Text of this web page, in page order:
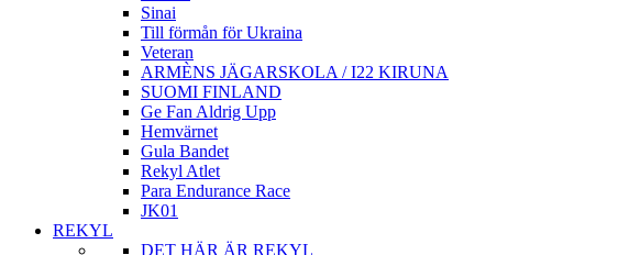
Sinai
Till förmån för Ukraina
Veteran
ARMÈNS JÄGARSKOLA / I22 KIRUNA
SUOMI FINLAND
Ge Fan Aldrig Upp
Hemvärnet
Gula Bandet
Rekyl Atlet
Para Endurance Race
JK01
REKYL
DET HÄR ÄR REKYL